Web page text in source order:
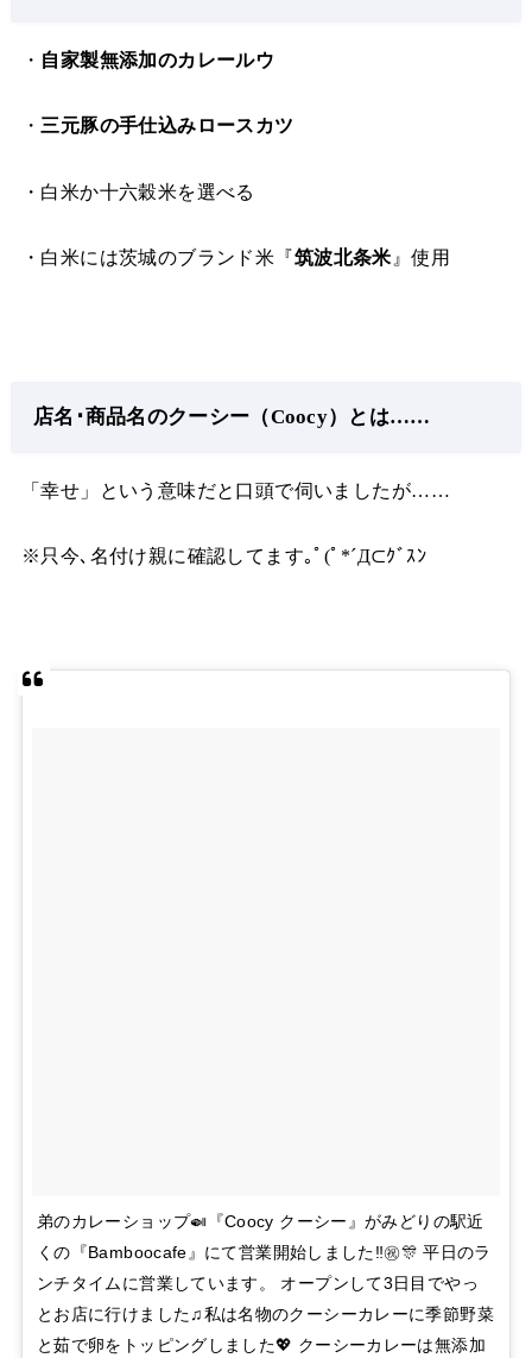
・ 自家製無添加のカレールウ
・三元豚の手仕込みロースカツ
・白米か十六穀米を選べる
・白米には茨城のブランド米『筑波北条米』使用
店名･商品名のクーシー（Coocy）とは……
「幸せ」という意味だと口頭で伺いましたが……
※只今､名付け親に確認してます｡ﾟ(ﾟ*´Д⊂ｸﾞｽﾝ
弟のカレーショップ🍛『Coocy クーシー』がみどりの駅近
くの『Bamboocafe』にて営業開始しました‼㊗🎊 平日のラ
ンチタイムに営業しています。 オープンして3日目でやっ
とお店に行けました♫私は名物のクーシーカレーに季節野菜
と茹で卵をトッピングしました💖 クーシーカレーは無添加